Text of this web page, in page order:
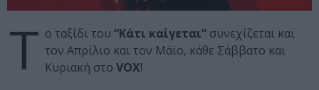
Τ ο ταξίδι του “Κάτι καίγεται” συνεχίζεται και
τον Απρίλιο και τον Μάϊο, κάθε Σάββατο και
Κυριακή στο VOX!